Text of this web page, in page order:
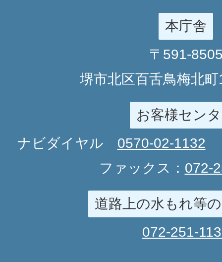
本庁舎
〒591-
堺市北区百舌鳥梅北
お客様セン
ナビダイヤル 0570-02-1132
ファックス： 072-
道路上の水もれ等
072-251-